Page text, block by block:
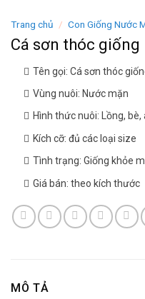
Trang chủ / Con Giống Nước
Cá sơn thóc giống
Tên gọi: Cá sơn thóc
Vùng nuôi: Nước mặn
Hình thức nuôi: Lồng, bè,
Kích cỡ: đủ các loại size
Tình trạng: Giống khỏe
Giá bán: theo kích thước
MÔ TẢ